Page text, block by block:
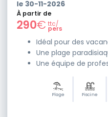
le 30-11-2026
À partir de
290€ ttc/
pers
Idéal pour des
Une plage
Une équipe de
Plage Piscine